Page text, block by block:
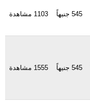
545 جنيهاً 1103 مشاهدة
545 جنيهاً 1555 مشاهدة